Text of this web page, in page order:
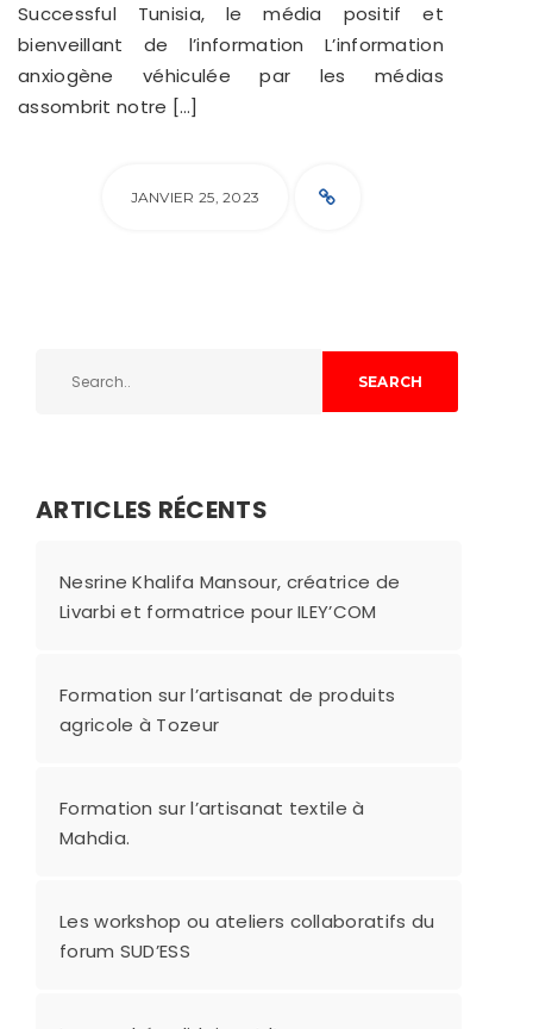
Successful Tunisia, le média positif et
bienveillant de l’information L’information
anxiogène véhiculée par les médias
assombrit notre […]
JANVIER 25, 2023
SEARCH
ARTICLES RÉCENTS
Nesrine Khalifa Mansour, créatrice de
Livarbi et formatrice pour ILEY’COM
Formation sur l’artisanat de produits
agricole à Tozeur
Formation sur l’artisanat textile à
Mahdia.
Les workshop ou ateliers collaboratifs du
forum SUD’ESS